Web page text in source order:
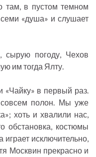
там, в пустом темном
«душа» и слушает
сырую погоду, Чехов
им тогда Ялту.
«Чайку» в первый раз.
полон. Мы уже
хоть и хвалили нас,
обстановка, костюмы
исключительно,
Москвин прекрасно и